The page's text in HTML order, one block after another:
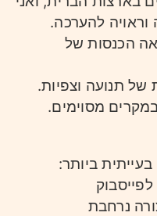
להערכה.
הכנסות של
של תנועה וצפיות.
מסוימים.
ביותר:
נרחבת